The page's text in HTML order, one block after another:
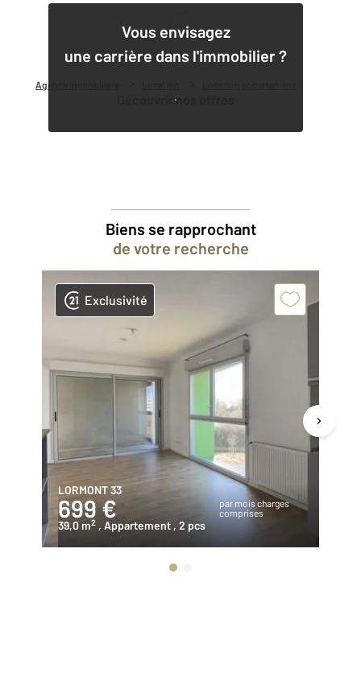
Agence immobilière
Vous envisagez
une carrière dans l'immobilier ?
Découvrir nos offres
1
Biens se rapprochant
de votre recherche
Exclusivité
LORMONT 33
699 €
par mois charges
comprises
39,0 m2 , Appartement , 2 pcs